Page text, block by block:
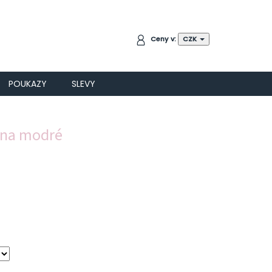
NÁKUPNÍCeny v: CZK
POUKAZY SLEVY
modré